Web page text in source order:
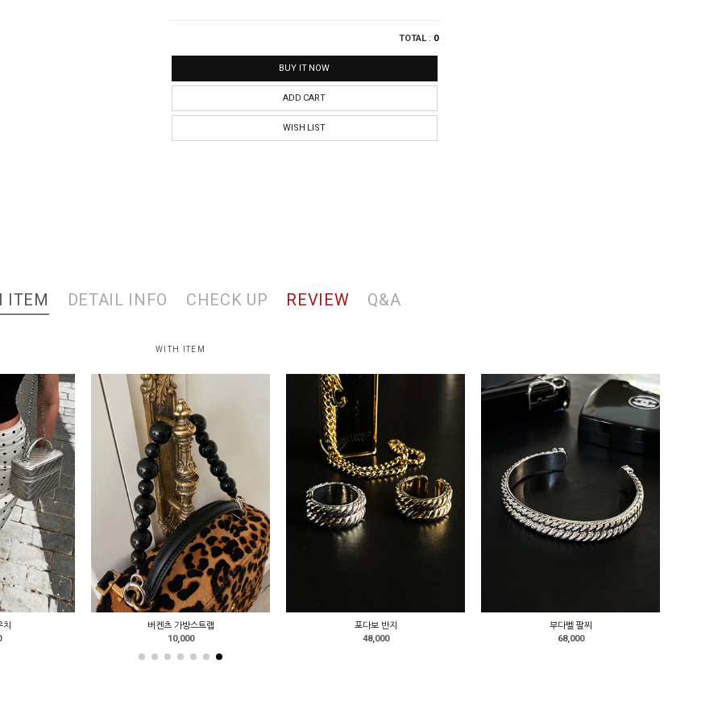
TOTAL : 0
BUY IT NOW
ADD CART
WISH LIST
ITEM DETAIL INFO CHECK UP REVIEW Q&A
WITH ITEM
버켄츠 가방스트랩
10,000
포다보 반지
48,000
부다벨 팔찌
68,000